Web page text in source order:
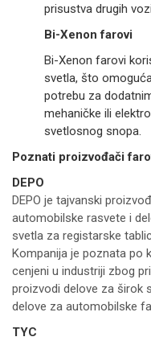
prisustva drugih
Bi-Xenon farovi
Bi-Xenon farovi
svetla, što
potrebu za
mehaničke ili
svetlosnog snopa.
Poznati proizvođači
DEPO
DEPO je tajvanski
automobilske rasvete i
svetla za registarske
Kompanija je poznata po
cenjeni u industriji zbog
proizvodi delove za širok
delove za automobilske
TYC